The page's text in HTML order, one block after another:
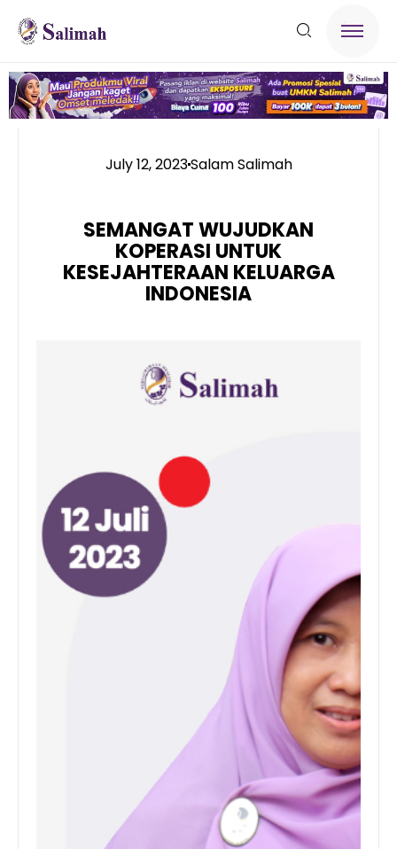
July 12, 2023Salam Salimah
SEMANGAT WUJUDKAN
KOPERASI UNTUK
KESEJAHTERAAN KELUARGA
INDONESIA